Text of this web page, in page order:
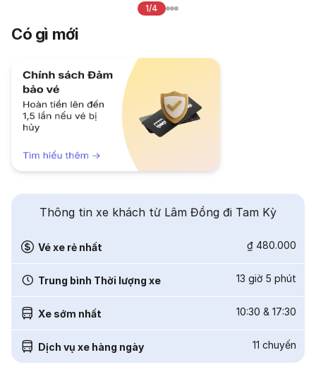
1/4
Có gì mới
Thông tin xe khách từ Lâm Đồng đi Tam Kỳ
Vé xe rẻ nhất ₫ 480.000
Trung bình Thời lượng xe 13 giờ 5 phút
Xe sớm nhất 10:30 & 17:30
Dịch vụ xe hàng ngày 11 chuyến